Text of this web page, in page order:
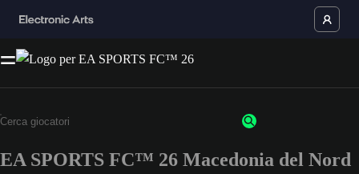
EA SPORTS FC™ 26 Macedonia del Nord